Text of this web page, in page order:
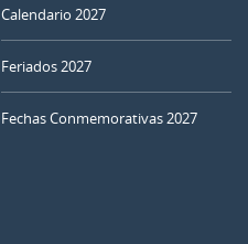
Calendario 2027
Feriados 2027
Fechas Conmemorativas 2027